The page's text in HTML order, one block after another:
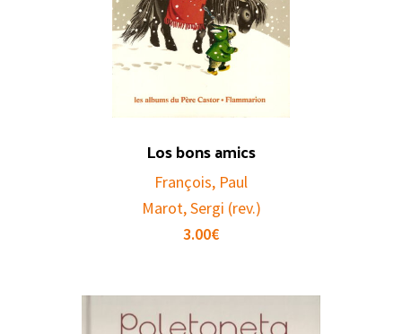
Los bons amics
François, Paul
Marot, Sergi (rev.)
3.00€